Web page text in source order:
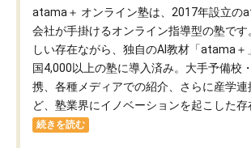
atama＋ オンライン塾は、2017年設立の
会社が手掛けるオンライン指導型の塾で
しい存在ながら、独自のAI教材「atama＋
国4,000以上の塾に導入済み。大手予備校
携、各種メディアでの紹介、さらに産学連
ど、塾業界にイノベーションを起こした存
続きを読む